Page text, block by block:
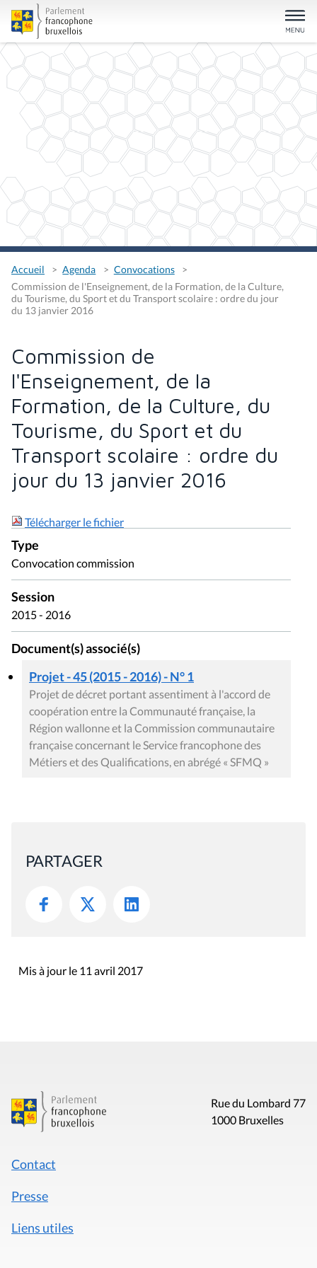
Accueil Agenda
Convocations
Commission de l'Enseignement, de la Formation, de la Culture,
du Tourisme, du Sport et du Transport scolaire : ordre du jour
du 13 janvier 2016
Commission de
l'Enseignement, de la
Formation, de la Culture, du
Tourisme, du Sport et du
Transport scolaire : ordre du
jour du 13 janvier 2016
Télécharger le fichier
Type
Convocation commission
Session
2015 - 2016
Document(s) associé(s)
Projet - 45 (2015 - 2016) - N° 1
Projet de décret portant assentiment à l'accord de
coopération entre la Communauté française, la
Région wallonne et la Commission communautaire
française concernant le Service francophone des
Métiers et des Qualifications, en abrégé « SFMQ »
PARTAGER
Mis à jour le 11 avril 2017
Rue du Lombard 77
1000 Bruxelles
Contact
Presse
Liens utiles